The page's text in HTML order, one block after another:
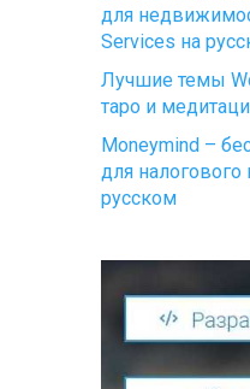
для
Services на
Лучшие темы
таро и
Moneymind –
для налогового
русском